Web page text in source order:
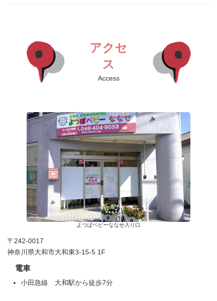
アクセ
ス
Access
よつばベビーななせ入り口
〒242-0017
神奈川県大和市大和東3-15-5 1F
電車
小田急線 大和駅から徒歩7分